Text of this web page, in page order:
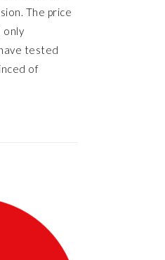
The price
only
tested
of